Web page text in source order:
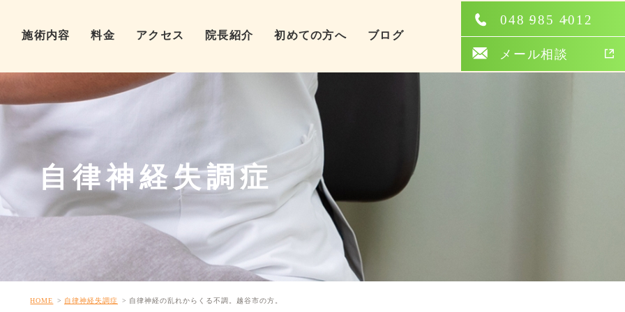
施術内容 料金 アクセス 院長紹介 初めての方へ ブログ
自律神経失調症
HOME 自律神経失調症 自律神経の乱れからくる不調。越谷市の方。